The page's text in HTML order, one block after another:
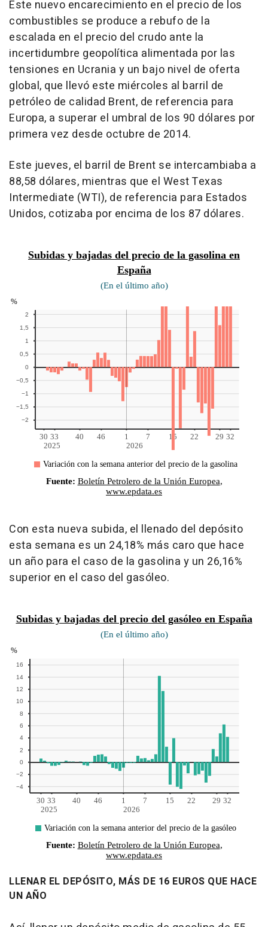
Este nuevo encarecimiento en el precio de los
combustibles se produce a rebufo de la
escalada en el precio del crudo ante la
incertidumbre geopolítica alimentada por las
tensiones en Ucrania y un bajo nivel de oferta
global, que llevó este miércoles al barril de
petróleo de calidad Brent, de referencia para
Europa, a superar el umbral de los 90 dólares por
primera vez desde octubre de 2014.
Este jueves, el barril de Brent se intercambiaba a
88,58 dólares, mientras que el West Texas
Intermediate (WTI), de referencia para Estados
Unidos, cotizaba por encima de los 87 dólares.
Con esta nueva subida, el llenado del depósito
esta semana es un 24,18% más caro que hace
un año para el caso de la gasolina y un 26,16%
superior en el caso del gasóleo.
LLENAR EL DEPÓSITO, MÁS DE 16 EUROS QUE HACE
UN AÑO